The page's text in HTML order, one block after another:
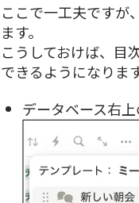
ここで一工夫ですが
ます。
こうしておけば、目
できるようになります
データベース右